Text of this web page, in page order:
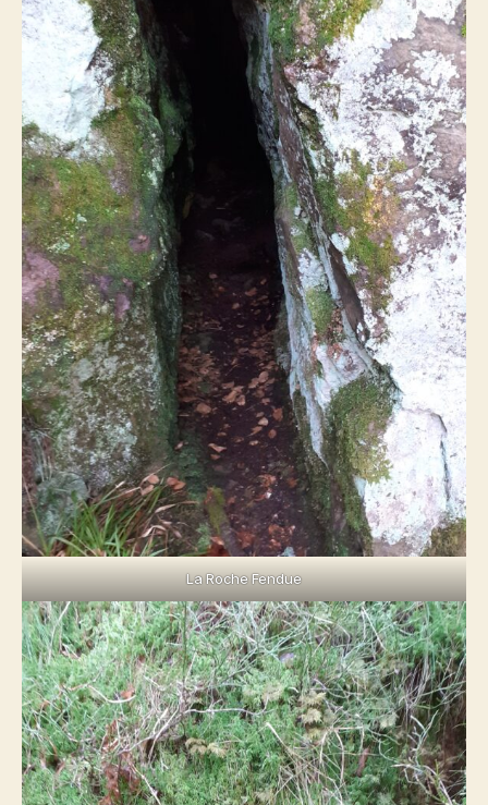
La Roche Fendue